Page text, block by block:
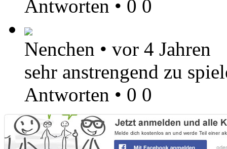
Antworten • 0 0
Nenchen • vor 4 Jahren
sehr anstrengend zu
Antworten • 0 0